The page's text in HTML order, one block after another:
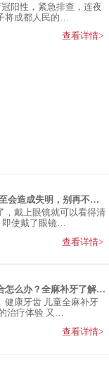
阳性，紧急排查，连夜
将成都人民的…
查看详情>
宝贝近视别小看，TA甚至会造成失明，别再不当回事了！
，戴上眼镜就可以看得清
使戴了眼镜…
查看详情>
孩子龋齿多，补牙不配合怎么办？全麻补牙了解一下
健康牙齿 儿童全麻补牙
治疗体验 又…
查看详情>